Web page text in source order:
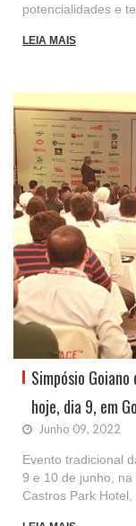
potencialidades e
LEIA MAIS
Simpósio
hoje, dia 9, em
Junho 09, 2022
Evento tradicional
9 e 10 de junho,
Castros Park